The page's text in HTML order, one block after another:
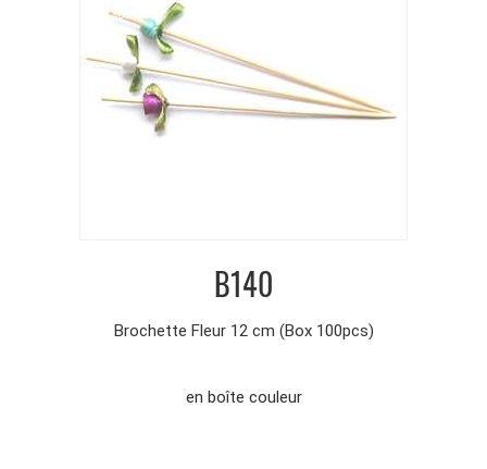
soon
B140
Brochette Fleur 12 cm (Box 100pcs)
en boîte couleur